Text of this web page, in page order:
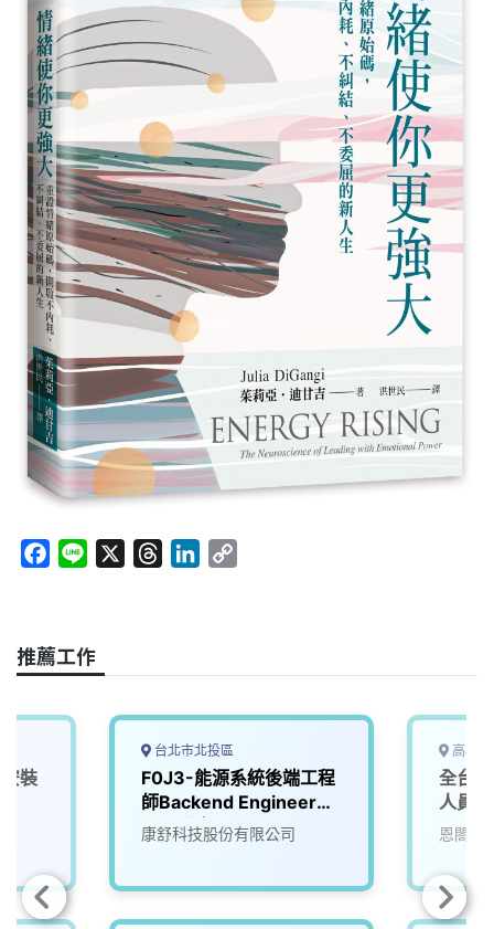
b
o
s
I
n
n
推薦工作
裝
台北市北投區
F0J3-能源系統後端工程
師Backend Engineer
(AI)(北投)
康舒科技股份有限公司
高雄
全台
人員
恩閤斯